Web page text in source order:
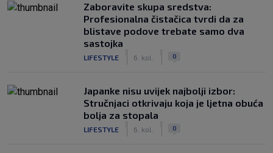
Zaboravite skupa sredstva:
Profesionalna čistačica tvrdi da za
blistave podove trebate samo dva
sastojka
LIFESTYLE 6. kol. 0
Japanke nisu uvijek najbolji izbor:
Stručnjaci otkrivaju koja je ljetna obuća
bolja za stopala
LIFESTYLE 6. kol. 0